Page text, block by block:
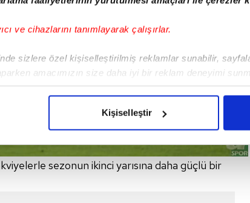
ve cihazlarını tanımlayarak çalışırlar.
sizlere özel kişiselleştirilmiş reklamlar sunabilir,
amacımızın size daha iyi bir reklam deneyimi
gelen çabayı gösterdiğimizi ve bu noktada,
izin vermedikleri takdirde, kullanıcılara hedefli
için İnternet Sitemizde kendimize ve üçüncü kişilere
verileriniz işlenmekte olup gerekli olan çerezler bilgi
Kişiselleştir
sezonun ikinci yarısına daha güçlü bir